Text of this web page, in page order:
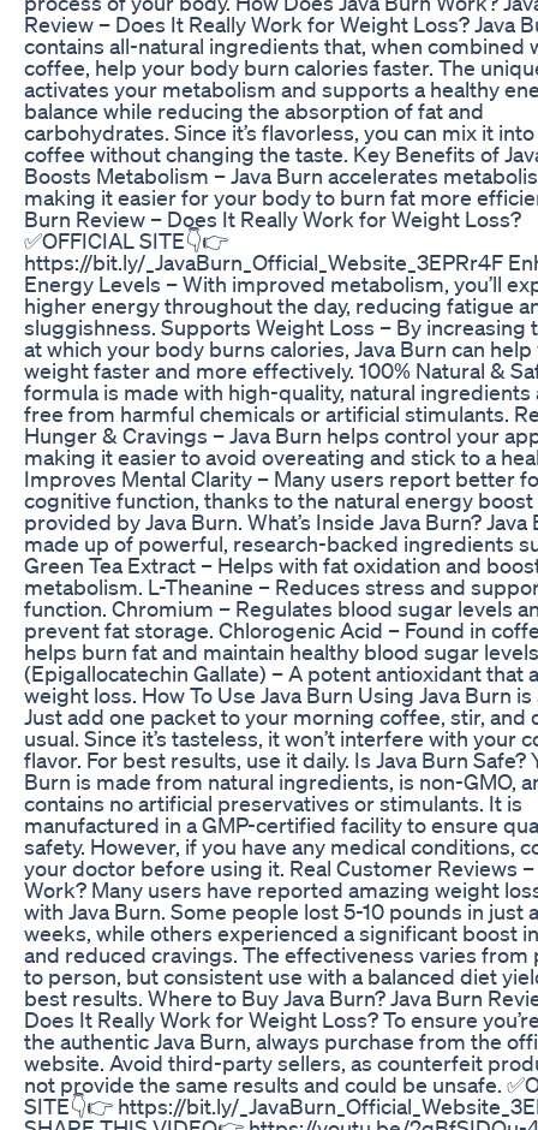
Review – Does It Really Work for Weight Loss? Java
contains all-natural ingredients that, when combined
coffee, help your body burn calories faster. The
activates your metabolism and supports a healthy
balance while reducing the absorption of fat and
carbohydrates. Since it’s flavorless, you can mix it
coffee without changing the taste. Key Benefits of
Boosts Metabolism – Java Burn accelerates
making it easier for your body to burn fat more
Burn Review – Does It Really Work for Weight Loss?
✅OFFICIAL SITE👇👉
https://bit.ly/_JavaBurn_Official_Website_3EPRr4F
Energy Levels – With improved metabolism, you’ll
higher energy throughout the day, reducing fatigue
sluggishness. Supports Weight Loss – By increasing
at which your body burns calories, Java Burn can help
weight faster and more effectively. 100% Natural &
formula is made with high-quality, natural ingredients
free from harmful chemicals or artificial stimulants.
Hunger & Cravings – Java Burn helps control your
making it easier to avoid overeating and stick to a
Improves Mental Clarity – Many users report better
cognitive function, thanks to the natural energy boost
provided by Java Burn. What’s Inside Java Burn? Java
made up of powerful, research-backed ingredients
Green Tea Extract – Helps with fat oxidation and
metabolism. L-Theanine – Reduces stress and
function. Chromium – Regulates blood sugar levels
prevent fat storage. Chlorogenic Acid – Found in
helps burn fat and maintain healthy blood sugar
(Epigallocatechin Gallate) – A potent antioxidant that
weight loss. How To Use Java Burn Using Java Burn
Just add one packet to your morning coffee, stir, and
usual. Since it’s tasteless, it won’t interfere with your
flavor. For best results, use it daily. Is Java Burn Safe?
Burn is made from natural ingredients, is non-GMO,
contains no artificial preservatives or stimulants. It is
manufactured in a GMP-certified facility to ensure
safety. However, if you have any medical conditions,
your doctor before using it. Real Customer Reviews
Work? Many users have reported amazing weight
with Java Burn. Some people lost 5-10 pounds in just
weeks, while others experienced a significant boost
and reduced cravings. The effectiveness varies from
to person, but consistent use with a balanced diet
best results. Where to Buy Java Burn? Java Burn
Does It Really Work for Weight Loss? To ensure
the authentic Java Burn, always purchase from the
website. Avoid third-party sellers, as counterfeit
not provide the same results and could be unsafe.
SITE👇👉 https://bit.ly/